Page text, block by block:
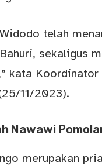
telah
sekaligus
kata
11/2023).
Nawawi
merupakan